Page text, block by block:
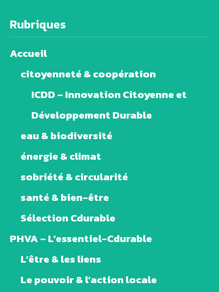
Rubriques
Accueil
citoyenneté & coopération
ICDD – Innovation Citoyenne et
Développement Durable
eau & biodiversité
énergie & climat
sobriété & circularité
santé & bien-être
Sélection Cdurable
PHVA – L’essentiel-Cdurable
L’être & les liens
Le pouvoir & l’action locale